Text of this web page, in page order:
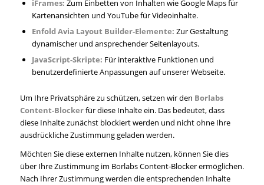
iFrames: Zum Einbetten von Inhalten wie Google Maps für
Kartenansichten und YouTube für Videoinhalte.
Enfold Avia Layout Builder-Elemente: Zur Gestaltung
dynamischer und ansprechender Seitenlayouts.
JavaScript-Skripte: Für interaktive Funktionen und
benutzerdefinierte Anpassungen auf unserer Webseite.
Um Ihre Privatsphäre zu schützen, setzen wir den Borlabs
Content-Blockerfür diese Inhalte ein. Das bedeutet, dass
diese Inhalte zunächst blockiert werden und nicht ohne Ihre
ausdrückliche Zustimmung geladen werden.
Möchten Sie diese externen Inhalte nutzen, können Sie dies
über Ihre Zustimmung im Borlabs Content-Blocker ermöglichen.
Nach Ihrer Zustimmung werden die entsprechenden Inhalte